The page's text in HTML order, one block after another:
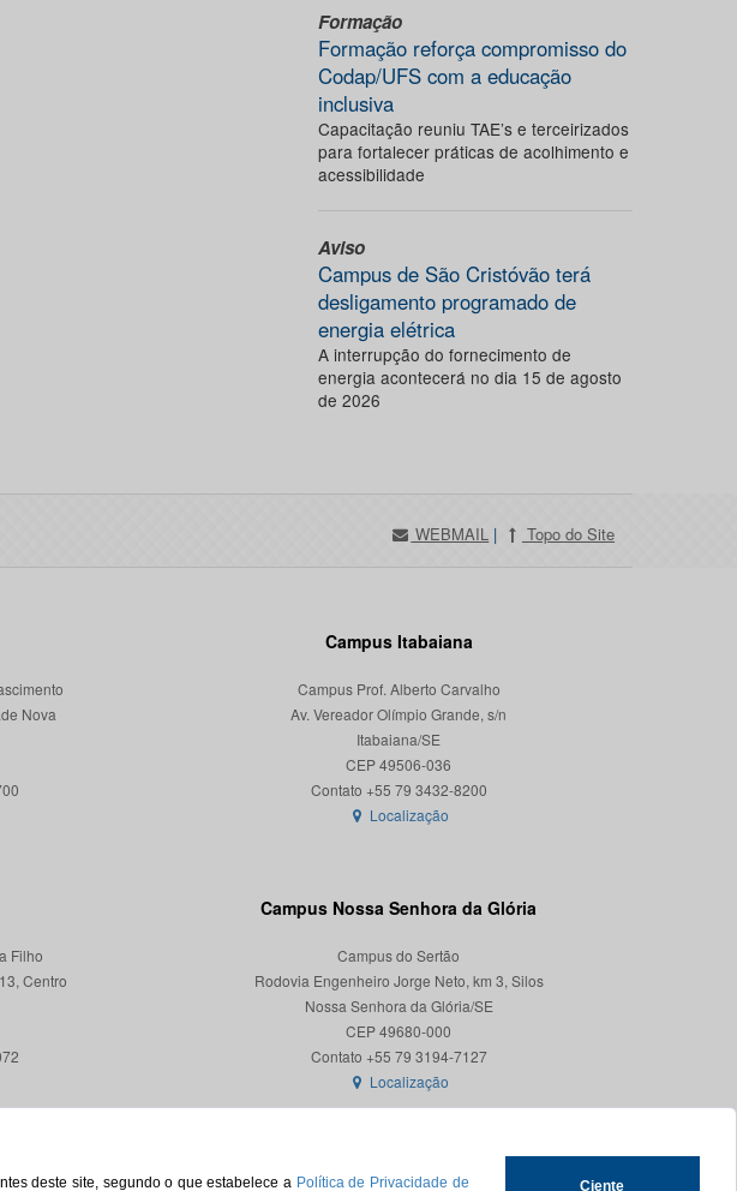
deste site, segundo o que estabelece a Política de Privacidade de Ciente
Formação
Formação reforça compromisso do
Codap/UFS com a educação
inclusiva
Capacitação reuniu TAE’s e terceirizados
para fortalecer práticas de acolhimento e
acessibilidade
Aviso
Campus de São Cristóvão terá
desligamento programado de
energia elétrica
A interrupção do fornecimento de
energia acontecerá no dia 15 de agosto
de 2026
WEBMAIL | Topo do Site
Nova
Campus Itabaiana
Campus Prof. Alberto Carvalho
Av. Vereador Olímpio Grande, s/n
Itabaiana/SE
CEP 49506-036
Localização
Filho
Centro
Campus Nossa Senhora da Glória
Campus do Sertão
Rodovia Engenheiro Jorge Neto, km 3, Silos
Nossa Senhora da Glória/SE
CEP 49680-000
Contato +55 79 3194-7127
Localização